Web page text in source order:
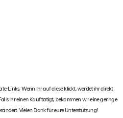
Links. Wenn ihr auf diese klickt, werdet ihr direkt
ihr einen Kauf tätigt, bekommen wir eine geringe
Vielen Dank für eure Unterstützung!